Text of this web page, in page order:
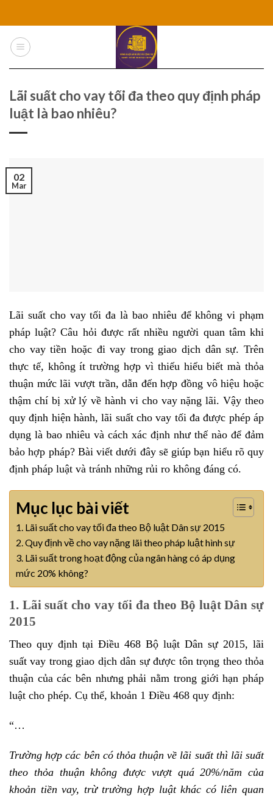
content
Lãi suất cho vay tối đa theo quy định pháp
luật là bao nhiêu?
02
Mar
Lãi suất cho vay tối đa là bao nhiêu để không vi phạm
pháp luật? Câu hỏi được rất nhiều người quan tâm khi
cho vay tiền hoặc đi vay trong giao dịch dân sự. Trên
thực tế, không ít trường hợp vì thiếu hiểu biết mà thỏa
thuận mức lãi vượt trần, dẫn đến hợp đồng vô hiệu hoặc
thậm chí bị xử lý về hành vi cho vay nặng lãi. Vậy theo
quy định hiện hành, lãi suất cho vay tối đa được phép áp
dụng là bao nhiêu và cách xác định như thế nào để đảm
bảo hợp pháp? Bài viết dưới đây sẽ giúp bạn hiểu rõ quy
định pháp luật và tránh những rủi ro không đáng có.
Mục lục bài viết
1. Lãi suất cho vay tối đa theo Bộ luật Dân sự 2015
2. Quy định về cho vay nặng lãi theo pháp luật hình sự
3. Lãi suất trong hoạt động của ngân hàng có áp dụng
mức 20% không?
1. Lãi suất cho vay tối đa theo Bộ luật Dân sự
2015
Theo quy định tại Điều 468 Bộ luật Dân sự 2015, lãi
suất vay trong giao dịch dân sự được tôn trọng theo thỏa
thuận của các bên nhưng phải nằm trong giới hạn pháp
luật cho phép. Cụ thể, khoản 1 Điều 468 quy định:
“…
Trường hợp các bên có thỏa thuận về lãi suất thì lãi suất
theo thỏa thuận không được vượt quá 20%/năm của
khoản tiền vay, trừ trường hợp luật khác có liên quan